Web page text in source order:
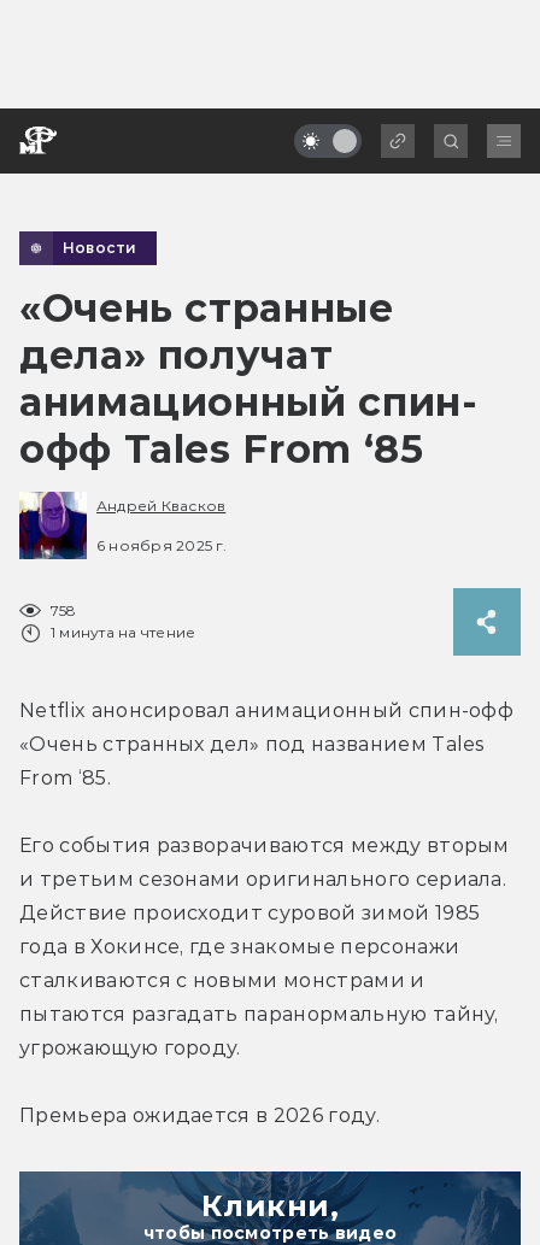
Новости
«Очень странные
дела» получат
анимационный спин-
офф Tales From ‘85
Андрей Квасков
6 ноября 2025 г.
758
1 минута на чтение
Netflix анонсировал анимационный спин-офф
«Очень странных дел» под названием Tales
From ‘85.
Его события разворачиваются между вторым
и третьим сезонами оригинального сериала.
Действие происходит суровой зимой 1985
года в Хокинсе, где знакомые персонажи
сталкиваются с новыми монстрами и
пытаются разгадать паранормальную тайну,
угрожающую городу.
Премьера ожидается в 2026 году.
Кликни,
чтобы посмотреть видео